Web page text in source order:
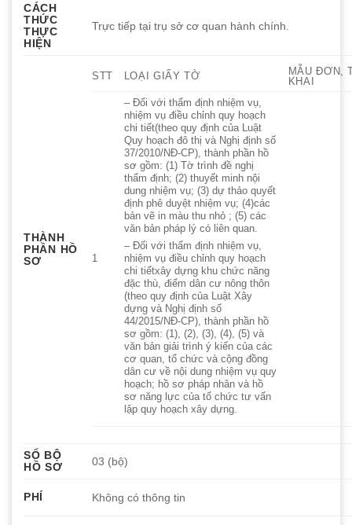
CÁCH
THỨC
THỰC
HIỆN
Trực tiếp tại trụ sở cơ quan hành chính.
THÀNH
PHẦN HỒ
SƠ
STT LOẠI GIẤY TỜ
MẪU ĐƠN,
KHAI
1
– Đối với thẩm định nhiệm vụ,
nhiệm vụ điều chỉnh quy hoạch
chi tiết(theo quy định của Luật
Quy hoạch đô thị và Nghị định số
37/2010/NĐ-CP), thành phần hồ
sơ gồm: (1) Tờ trình đề nghị
thẩm định; (2) thuyết minh nội
dung nhiệm vụ; (3) dự thảo quyết
định phê duyệt nhiệm vụ; (4)các
bản vẽ in màu thu nhỏ ; (5) các
văn bản pháp lý có liên quan.
– Đối với thẩm định nhiệm vụ,
nhiệm vụ điều chỉnh quy hoạch
chi tiếtxây dựng khu chức năng
đặc thù, điểm dân cư nông thôn
(theo quy định của Luật Xây
dựng và Nghị định số
44/2015/NĐ-CP), thành phần hồ
sơ gồm: (1), (2), (3), (4), (5) và
văn bản giải trình ý kiến của các
cơ quan, tổ chức và cộng đồng
dân cư về nội dung nhiệm vụ quy
hoạch; hồ sơ pháp nhân và hồ
sơ năng lực của tổ chức tư vấn
lập quy hoạch xây dựng.
SỐ BỘ
HỒ SƠ
03 (bộ)
PHÍ Không có thông tin